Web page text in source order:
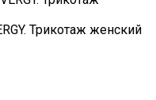
Трикотаж женский